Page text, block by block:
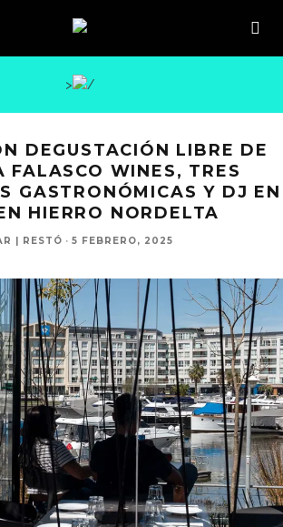
>
DEGUSTACIÓN LIBRE DE
FALASCO WINES, TRES
GASTRONÓMICAS Y DJ EN
HIERRO NORDELTA
| RESTÓ · 5 FEBRERO, 2025